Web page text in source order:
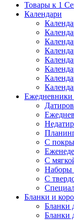
Товары к 1
Календари
Ежедневники
С
С
Наборы
С
Бланки и
Бланки
Бланки